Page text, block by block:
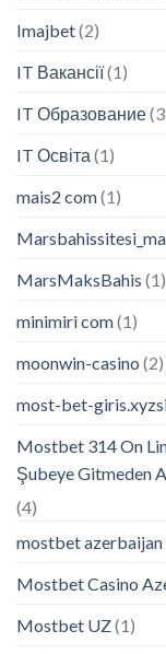
Imajbet(2)
IT Вакансії(1)
IT Образование
IT Освіта (1)
mais2 com(1)
MarsMaksBahis (1)
minimiri com(1)
moonwin-casino (2)
most-bet-
Mostbet 314 On
Şubeye Gitmeden
(4)
mostbet azerbaijan
Mostbet Casino
Mostbet UZ(1)